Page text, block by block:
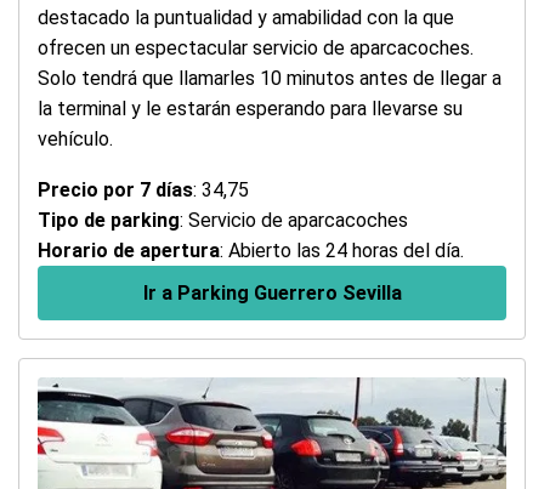
destacado la puntualidad y amabilidad con la que
ofrecen un espectacular servicio de aparcacoches.
Solo tendrá que llamarles 10 minutos antes de llegar a
la terminal y le estarán esperando para llevarse su
vehículo.
Precio por 7 días: 34,75
Tipo de parking: Servicio de aparcacoches
Horario de apertura: Abierto las 24 horas del día.
Ir a Parking Guerrero Sevilla